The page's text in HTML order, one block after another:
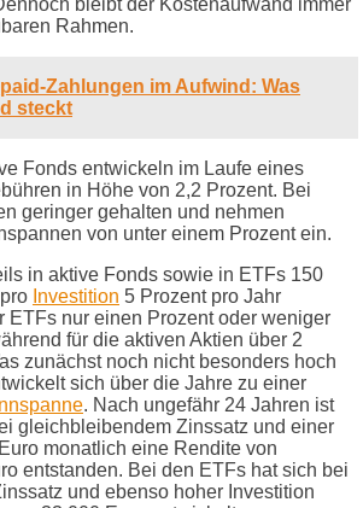
Rahmen.
Zahlungen im Aufwind: Was
steckt
Fonds entwickeln im Laufe eines
in Höhe von 2,2 Prozent. Bei
geringer gehalten und nehmen
von unter einem Prozent ein.
in aktive Fonds sowie in ETFs 150
Investition 5 Prozent pro Jahr
ETFs nur einen Prozent oder weniger
für die aktiven Aktien über 2
zunächst noch nicht besonders hoch
sich über die Jahre zu einer
. Nach ungefähr 24 Jahren ist
gleichbleibendem Zinssatz und einer
monatlich eine Rendite von
entstanden. Bei den ETFs hat sich bei
und ebenso hoher Investition